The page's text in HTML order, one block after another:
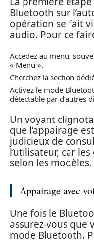
Bluetooth sur
opération se fait
audio. Pour ce
Accédez au menu,
« Menu ».
Cherchez la section
Activez le mode
détectable par d’autres
Un voyant
que l’appairage
judicieux de
l’utilisateur, car
selon les modèles.
Appairage avec
Une fois le
assurez-vous que
mode Bluetooth.